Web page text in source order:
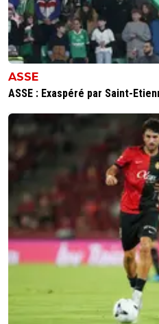
ASSE
ASSE : Exaspéré par Saint-